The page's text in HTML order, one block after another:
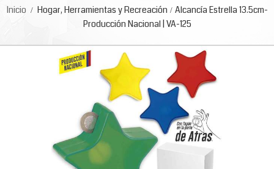
Inicio Hogar, Herramientas y Recreación
Alcancía Estrella 13.5cm-
Producción Nacional | VA-125